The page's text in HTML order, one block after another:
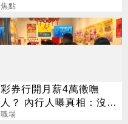
對整年活在期待中
焦點
彩券行開月薪4萬徵嘸
人？ 內行人曝真相：沒想
像中輕鬆
職場